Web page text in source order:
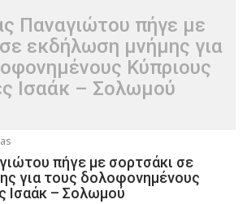
Παναγιώτου πήγε με
εκδήλωση μνήμης για
Κύπριους
Ισαάκ – Σολωμού
πήγε με σορτσάκι σε
για τους δολοφονημένους
Ισαάκ – Σολωμού